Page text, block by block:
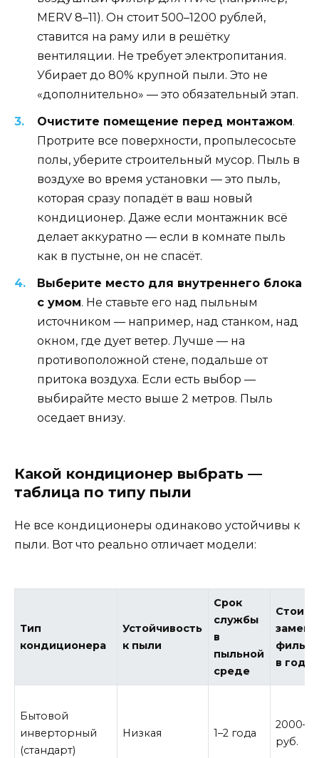
MERV 8–11). Он стоит 500–1200 рублей,
ставится на раму или в решётку
вентиляции. Не требует электропитания.
Убирает до 80% крупной пыли. Это не
«дополнительно» — это обязательный этап.
Очистите помещение перед монтажом.
Протрите все поверхности, пропылесосьте
полы, уберите строительный мусор. Пыль в
воздухе во время установки — это пыль,
которая сразу попадёт в ваш новый
кондиционер. Даже если монтажник всё
делает аккуратно — если в комнате пыль
как в пустыне, он не спасёт.
Выберите место для внутреннего блока
с умом. Не ставьте его над пыльным
источником — например, над станком, над
окном, где дует ветер. Лучше — на
противоположной стене, подальше от
притока воздуха. Если есть выбор —
выбирайте место выше 2 метров. Пыль
оседает внизу.
Какой кондиционер выбрать —
таблица по типу пыли
Не все кондиционеры одинаково устойчивы к
пыли. Вот что реально отличает модели:
Тип
кондиционера
Устойчивость
к пыли
Срок
службы
в
пыльной
среде
замены
в год
Бытовой
инверторный
(стандарт)
Низкая 1–2 года
руб.